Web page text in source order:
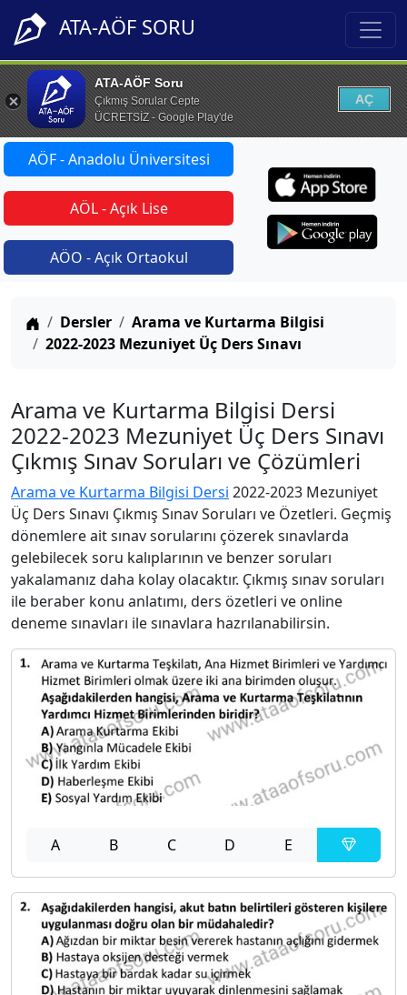
ATA-AÖF SORU
ATA-AÖF Soru
Çıkmış Sorular Cepte
ÜCRETSİZ - Google Play'de
AÇ
AÖF - Anadolu Üniversitesi
AÖL - Açık Lise
AÖO - Açık Ortaokul
Anasayfa
Dersler
Arama ve Kurtarma Bilgisi
2022-2023 Mezuniyet Üç Ders Sınavı
Arama ve Kurtarma Bilgisi Dersi
2022-2023 Mezuniyet Üç Ders Sınavı
Çıkmış Sınav Soruları ve Çözümleri
Arama ve Kurtarma Bilgisi Dersi 2022-2023 Mezuniyet
Üç Ders Sınavı Çıkmış Sınav Soruları ve Özetleri. Geçmiş
dönemlere ait sınav sorularını çözerek sınavlarda
gelebilecek soru kalıplarının ve benzer soruları
yakalamanız daha kolay olacaktır. Çıkmış sınav soruları
ile beraber konu anlatımı, ders özetleri ve online
deneme sınavları ile sınavlara hazrılanabilirsin.
A B C D E